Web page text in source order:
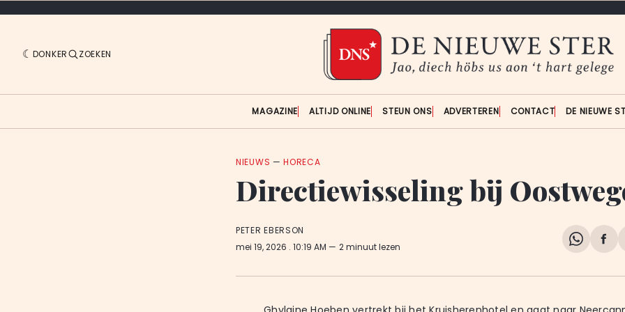
DONKER ZOEKEN
MAGAZINE ALTIJD ONLINE STEUN ONS ADVERTEREN CONTACT DE NIEUWE
NIEUWS —HORECA
Directiewisseling bij
PETER EBERSON
mei 19, 2026 . 10:19 AM 2 minuut lezen
Share